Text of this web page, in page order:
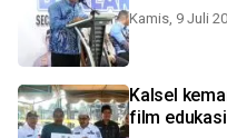
Kamis, 9 Juli
Kalsel
film edukasi